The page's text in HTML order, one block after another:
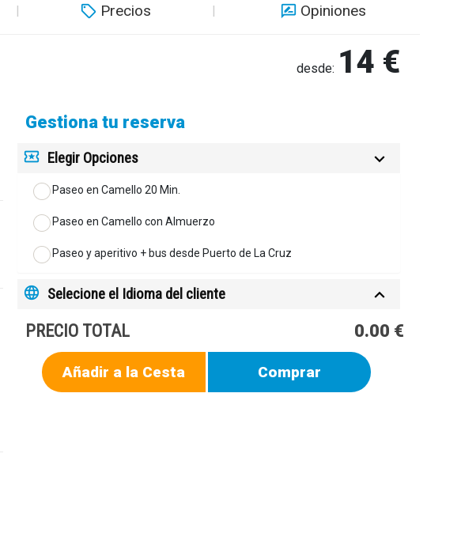
Precios Opiniones
desde: 14 €
Gestiona tu reserva
Elegir Opciones
Paseo en Camello 20 Min.
Paseo en Camello con Almuerzo
Paseo y aperitivo + bus desde Puerto de La Cruz
Selecione el Idioma del cliente
PRECIO TOTAL 0.00 €
Añadir a la Cesta Comprar